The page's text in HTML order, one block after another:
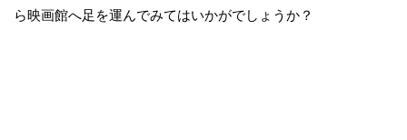
ら映画館へ足を運んでみてはいかがでしょうか？